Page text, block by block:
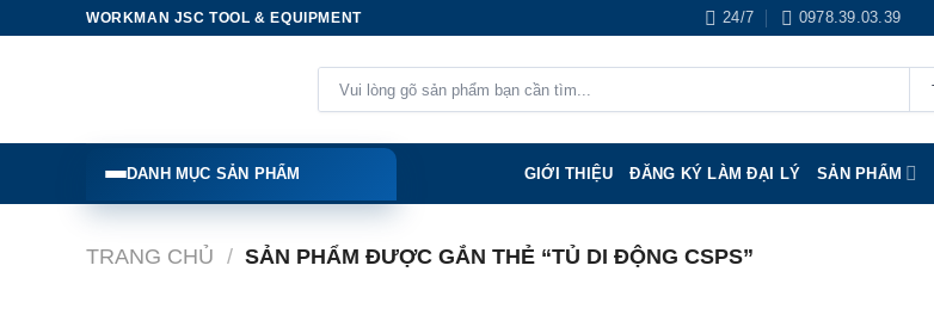
WORKMAN JSC TOOL & EQUIPMENT 24/7 0978.39.03.39
kiếm:
DANH MỤC SẢN PHẨM GIỚI THIỆU ĐĂNG KÝ LÀM ĐẠI LÝ SẢN PHẨM
TRANG CHỦ / SẢN PHẨM ĐƯỢC GẮN THẺ “TỦ DI ĐỘNG CSPS”